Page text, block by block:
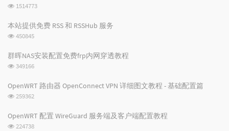
浏
次
数:
1514773
本站提供免费 RSS 和 RSSHub 服务
浏
次
数:
450845
群晖NAS安装配置免费frp内网穿透教程
浏
次
349166
OpenWRT 路由器 OpenConnect VPN 详细图文教程 - 基础配置篇
浏
次
259362
OpenWRT 配置 WireGuard 服务端及客户端配置教程
浏
224738